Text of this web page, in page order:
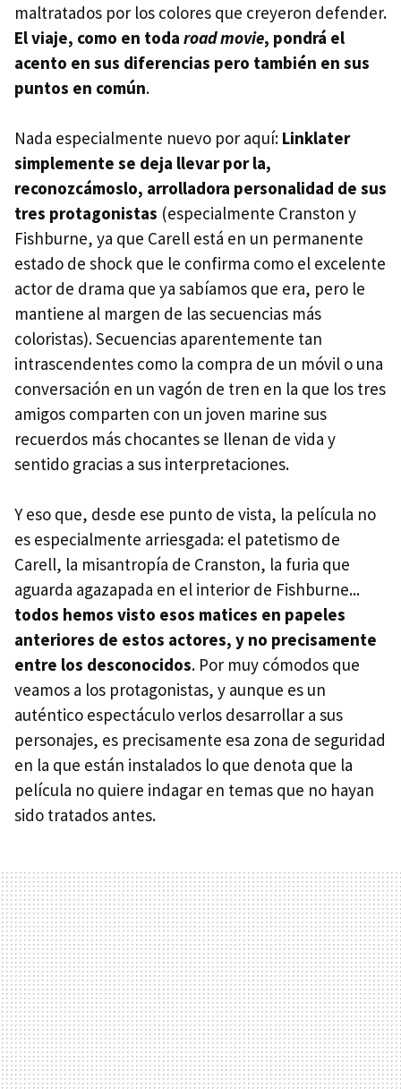
maltratados por los colores que creyeron defender.
El viaje, como en toda road movie, pondrá el
acento en sus diferencias pero también en sus
puntos en común.
Nada especialmente nuevo por aquí: Linklater
simplemente se deja llevar por la,
reconozcámoslo, arrolladora personalidad de sus
tres protagonistas (especialmente Cranston y
Fishburne, ya que Carell está en un permanente
estado de shock que le confirma como el excelente
actor de drama que ya sabíamos que era, pero le
mantiene al margen de las secuencias más
coloristas). Secuencias aparentemente tan
intrascendentes como la compra de un móvil o una
conversación en un vagón de tren en la que los tres
amigos comparten con un joven marine sus
recuerdos más chocantes se llenan de vida y
sentido gracias a sus interpretaciones.
Y eso que, desde ese punto de vista, la película no
es especialmente arriesgada: el patetismo de
Carell, la misantropía de Cranston, la furia que
aguarda agazapada en el interior de Fishburne...
todos hemos visto esos matices en papeles
anteriores de estos actores, y no precisamente
entre los desconocidos. Por muy cómodos que
veamos a los protagonistas, y aunque es un
auténtico espectáculo verlos desarrollar a sus
personajes, es precisamente esa zona de seguridad
en la que están instalados lo que denota que la
película no quiere indagar en temas que no hayan
sido tratados antes.